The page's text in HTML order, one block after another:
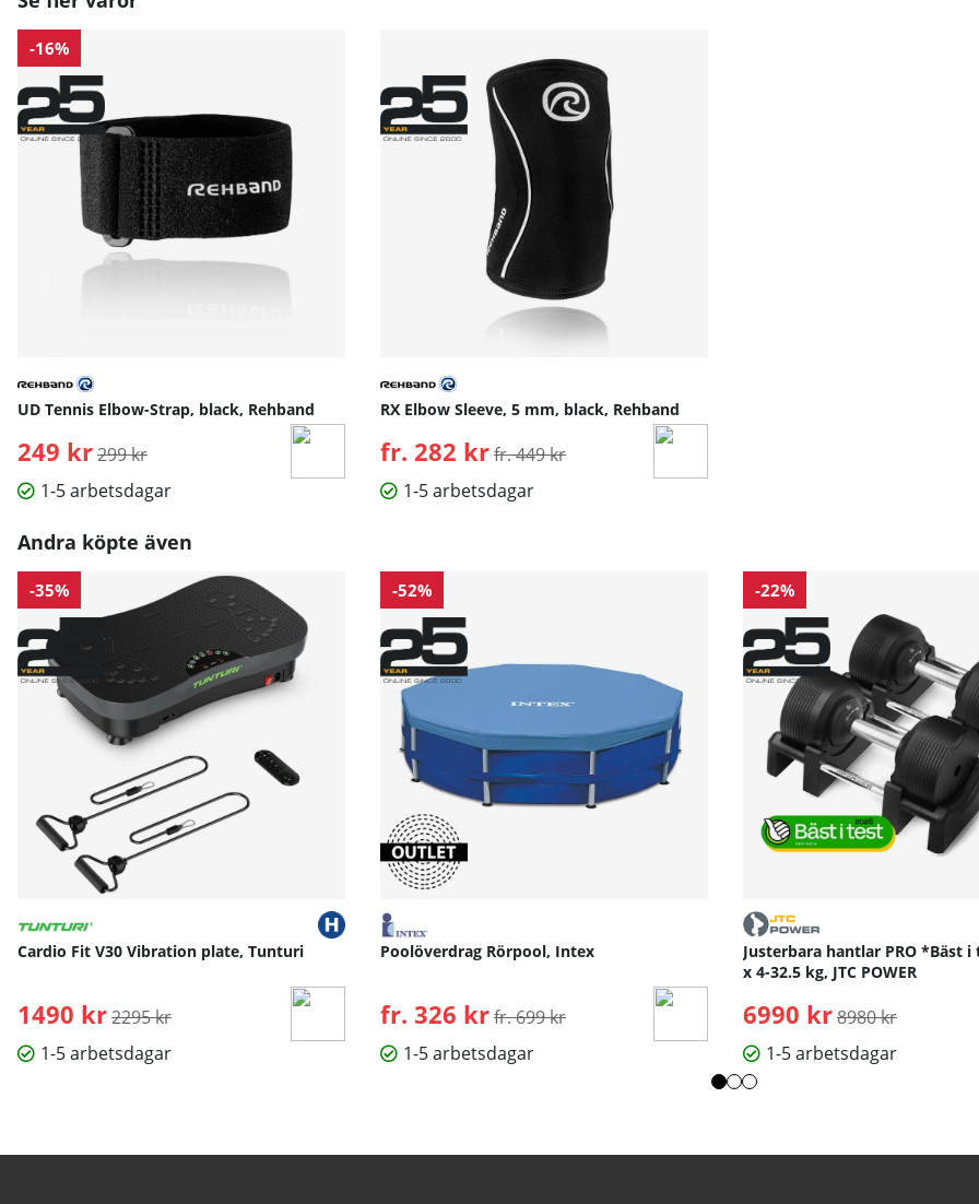
-16%
UD Tennis Elbow-Strap, black, Rehband
249 kr Ordinarie pris:
299 kr
1-5 arbetsdagar
RX Elbow Sleeve, 5 mm, black, Rehband
fr. 282 krOrdinarie pris:
fr. 449 kr
1-5 arbetsdagar
Andra köpte även
-35%
Cardio Fit V30 Vibration plate, Tunturi
1490 kr Ordinarie pris:
2295 kr
1-5 arbetsdagar
-52%
Poolöverdrag Rörpool, Intex
fr. 326 krOrdinarie pris:
fr. 699 kr
1-5 arbetsdagar
-22%
Justerbara hantlar PRO *Bäst i
x 4-32.5 kg, JTC POWER
6990 kr Ordinarie pris:
8980 kr
1-5 arbetsdagar